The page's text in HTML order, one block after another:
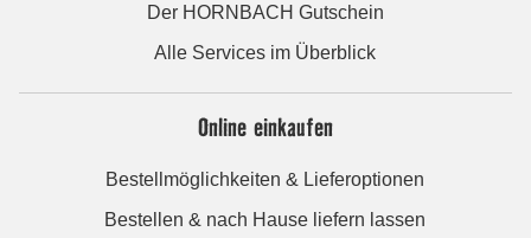
Der HORNBACH Gutschein
Alle Services im Überblick
Online einkaufen
Bestellmöglichkeiten & Lieferoptionen
Bestellen & nach Hause liefern lassen